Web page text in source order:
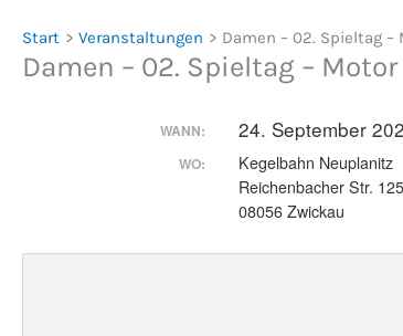
Start Veranstaltungen Damen – 02. Spieltag –
Damen – 02. Spieltag –
WANN: 24. September
WO:
Kegelbahn Neuplanitz
Reichenbacher Str. 125
08056 Zwickau